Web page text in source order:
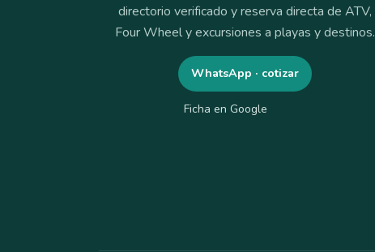
directorio verificado y reserva directa de ATV,
Four Wheel y excursiones a playas y destinos.
WhatsApp · cotizar
Ficha en Google